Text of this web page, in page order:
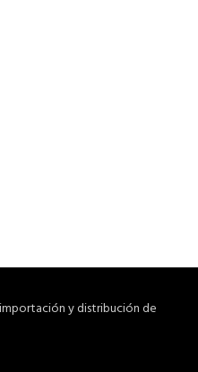
y distribución de